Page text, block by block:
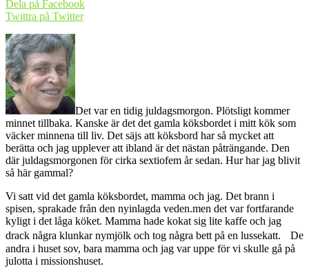
Dela på Facebook
Twittra på Twitter
Det var en tidig juldagsmorgon. Plötsligt kommer
minnet tillbaka. Kanske är det det gamla köksbordet i mitt kök som
väcker minnena till liv. Det säjs att köksbord har så mycket att
berätta och jag upplever att ibland är det nästan påträngande. Den
där juldagsmorgonen för cirka sextiofem år sedan. Hur har jag blivit
så här gammal?
Vi satt vid det gamla köksbordet, mamma och jag. Det brann i
spisen, sprakade från den nyinlagda veden.men det var fortfarande
kyligt i det låga köket. Mamma hade kokat sig lite kaffe och jag
drack några klunkar nymjölk och tog några bett på en lussekatt. De
andra i huset sov, bara mamma och jag var uppe för vi skulle gå på
julotta i missionshuset.